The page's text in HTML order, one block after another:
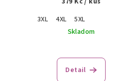
3XL
4XL
5XL
Skladom
Detail